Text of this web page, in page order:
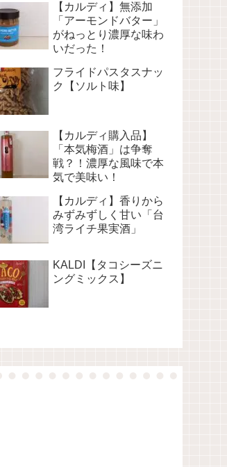
【カルディ】無添加
「アーモンドバター」
がねっとり濃厚な味わ
いだった！
フライドパスタスナッ
ク【ソルト味】
【カルディ購入品】
「本気梅酒」は争奪
戦？！濃厚な風味で本
気で美味い！
【カルディ】香りから
みずみずしく甘い「台
湾ライチ果実酒」
KALDI【タコシーズニ
ングミックス】